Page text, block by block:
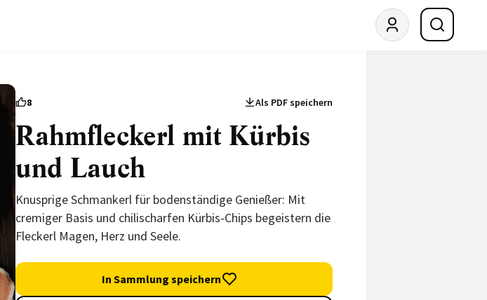
8 Als PDF speichern
Rahmfleckerl mit Kürbis
und Lauch
Knusprige Schmankerl für bodenständige Genießer: Mit
cremiger Basis und chilischarfen Kürbis-Chips begeistern die
Fleckerl Magen, Herz und Seele.
In Sammlung speichern